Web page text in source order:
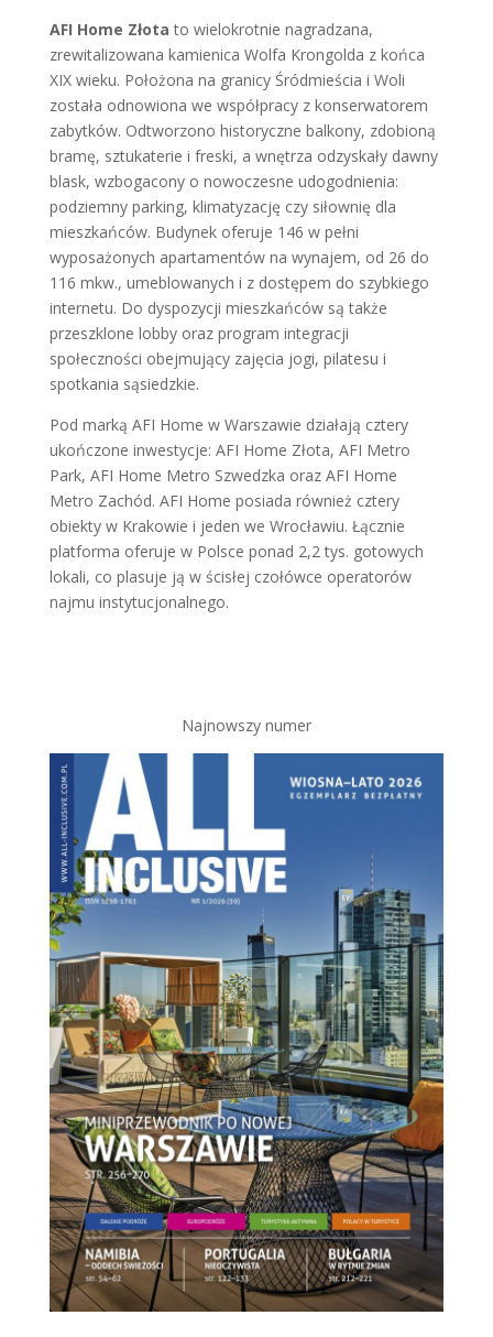
AFI Home Złota to wielokrotnie nagradzana,
zrewitalizowana kamienica Wolfa Krongolda z końca
XIX wieku. Położona na granicy Śródmieścia i Woli
została odnowiona we współpracy z konserwatorem
zabytków. Odtworzono historyczne balkony, zdobioną
bramę, sztukaterie i freski, a wnętrza odzyskały dawny
blask, wzbogacony o nowoczesne udogodnienia:
podziemny parking, klimatyzację czy siłownię dla
mieszkańców. Budynek oferuje 146 w pełni
wyposażonych apartamentów na wynajem, od 26 do
116 mkw., umeblowanych i z dostępem do szybkiego
internetu. Do dyspozycji mieszkańców są także
przeszklone lobby oraz program integracji
społeczności obejmujący zajęcia jogi, pilatesu i
spotkania sąsiedzkie.
Pod marką AFI Home w Warszawie działają cztery
ukończone inwestycje: AFI Home Złota, AFI Metro
Park, AFI Home Metro Szwedzka oraz AFI Home
Metro Zachód. AFI Home posiada również cztery
obiekty w Krakowie i jeden we Wrocławiu. Łącznie
platforma oferuje w Polsce ponad 2,2 tys. gotowych
lokali, co plasuje ją w ścisłej czołówce operatorów
najmu instytucjonalnego.
Najnowszy numer